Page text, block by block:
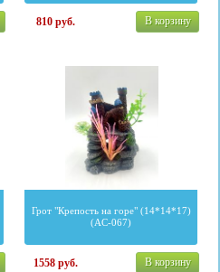
810руб. В корзину
Грот "Крепость на горе" (14*14*17)
(AC-067)
1558руб. В корзину